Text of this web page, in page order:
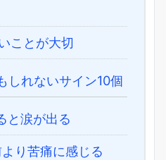
ことが大切
しれないサイン10個
と涙が出る
り苦痛に感じる